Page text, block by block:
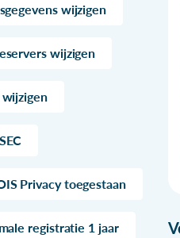
wijzigen
wijzigen
wijzigen
Privacy toegestaan
registratie 1 jaar